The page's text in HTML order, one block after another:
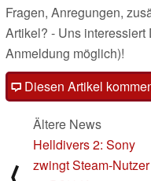
Fragen, Anregungen,
Artikel? - Uns
Anmeldung möglich)!
Diesen Artikel
Ältere News
Helldivers 2: Sony
zwingt Steam-Nutzer